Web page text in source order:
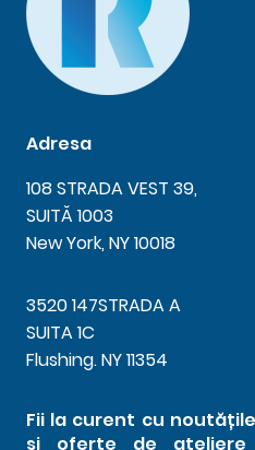
Adresa
108 STRADA VEST 39,
SUITĂ 1003
New York, NY 10018
3520 147STRADA A
SUITA 1C
Flushing. NY 11354
Fii la curent cu
și oferte de ateliere